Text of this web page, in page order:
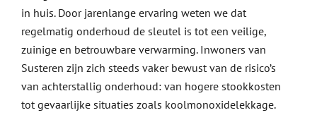
in huis. Door jarenlange ervaring weten we dat
regelmatig onderhoud de sleutel is tot een veilige,
zuinige en betrouwbare verwarming. Inwoners van
Susteren zijn zich steeds vaker bewust van de risico’s
van achterstallig onderhoud: van hogere stookkosten
tot gevaarlijke situaties zoals koolmonoxidelekkage.